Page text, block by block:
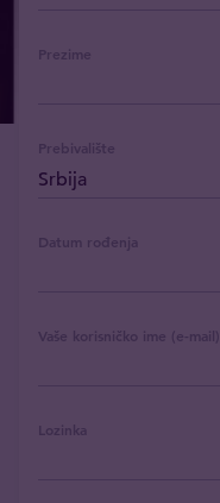
Prezime
Prebivalište
Datum rođenja
Vaše korisničko ime (e-mail)
Lozinka